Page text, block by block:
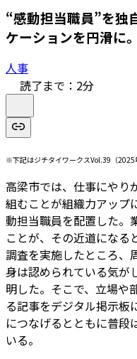
“感動担当職員”を独
ケーションを円滑に。
人事
読了まで： 2分
※下記はジチタイワークスVol.39（2025
高梁市では、仕事にやり
組むことが組織力アップ
動担当職員を配置した。
ことが、その近道になる
調査を実施したところ、
身は認められている気が
明した。そこで、立場や
る記事をデジタル掲示板
につなげるとともに普段
いる。